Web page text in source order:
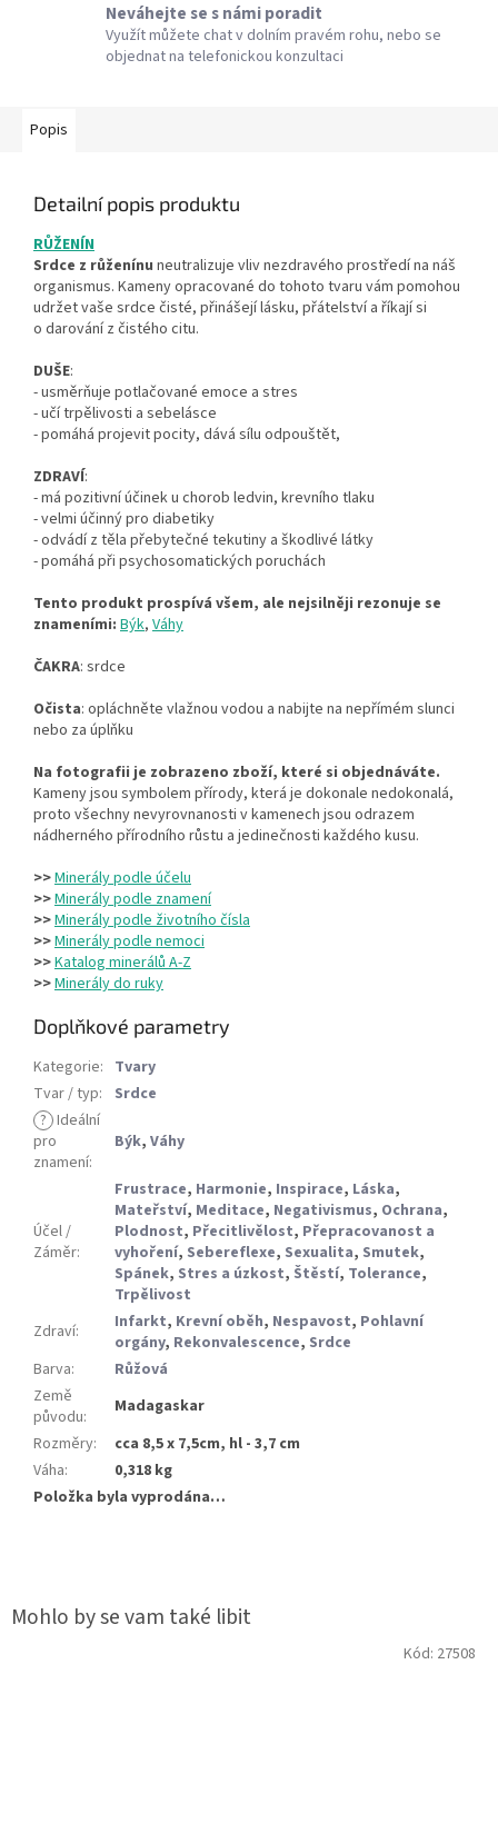
Neváhejte se s námi poradit
Využít můžete chat v dolním pravém rohu, nebo se
objednat na telefonickou konzultaci
Popis
Detailní popis produktu
RŮŽENÍN
Srdce z růženínu neutralizuje vliv nezdravého prostředí na náš
organismus. Kameny opracované do tohoto tvaru vám pomohou
udržet vaše srdce čisté, přinášejí lásku, přátelství a říkají si
o darování z čistého citu.
DUŠE:
- usměrňuje potlačované emoce a stres
- učí trpělivosti a sebelásce
- pomáhá projevit pocity, dává sílu odpouštět,
ZDRAVÍ:
- má pozitivní účinek u chorob ledvin, krevního tlaku
- velmi účinný pro diabetiky
- odvádí z těla přebytečné tekutiny a škodlivé látky
- pomáhá při psychosomatických poruchách
Tento produkt prospívá všem, ale nejsilněji rezonuje se
znameními: Býk, Váhy
ČAKRA: srdce
Očista: opláchněte vlažnou vodou a nabijte na nepřímém slunci
nebo za úplňku
Na fotografii je zobrazeno zboží, které si objednáváte.
Kameny jsou symbolem přírody, která je dokonale nedokonalá,
proto všechny nevyrovnanosti v kamenech jsou odrazem
nádherného přírodního růstu a jedinečnosti každého kusu.
>>Minerály podle účelu
>>Minerály podle znamení
>>Minerály podle životního čísla
>>Minerály podle nemoci
>>Katalog minerálů A-Z
>>Minerály do ruky
Doplňkové parametry
Kategorie: Tvary
Tvar / typ:
Srdce
? Ideální
pro
znamení:
Býk, Váhy
Účel /
Záměr:
Frustrace, Harmonie, Inspirace, Láska,
Mateřství, Meditace, Negativismus, Ochrana,
Plodnost, Přecitlivělost, Přepracovanost a
vyhoření, Sebereflexe, Sexualita, Smutek,
Spánek, Stres a úzkost, Štěstí, Tolerance,
Trpělivost
Zdraví: Infarkt, Krevní oběh, Nespavost, Pohlavní
orgány, Rekonvalescence, Srdce
Barva:
Růžová
Země
původu:
Madagaskar
Rozměry:
cca 8,5 x 7,5cm, hl - 3,7 cm
Váha:
0,318 kg
Položka byla vyprodána…
Kód: 27508